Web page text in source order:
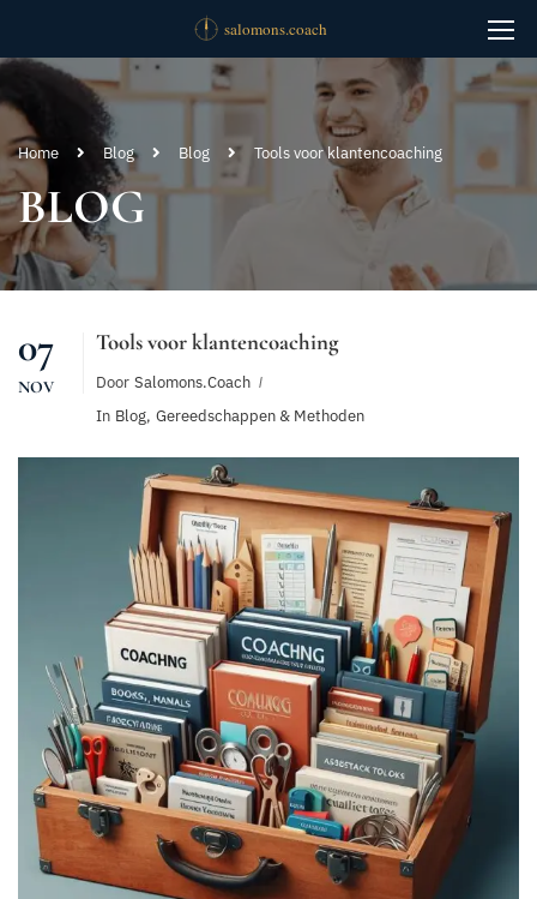
Home Blog Blog Tools voor klantencoaching
BLOG
07
NOV
Tools voor klantencoaching
Door Salomons.coach
In Blog, Gereedschappen & Methoden